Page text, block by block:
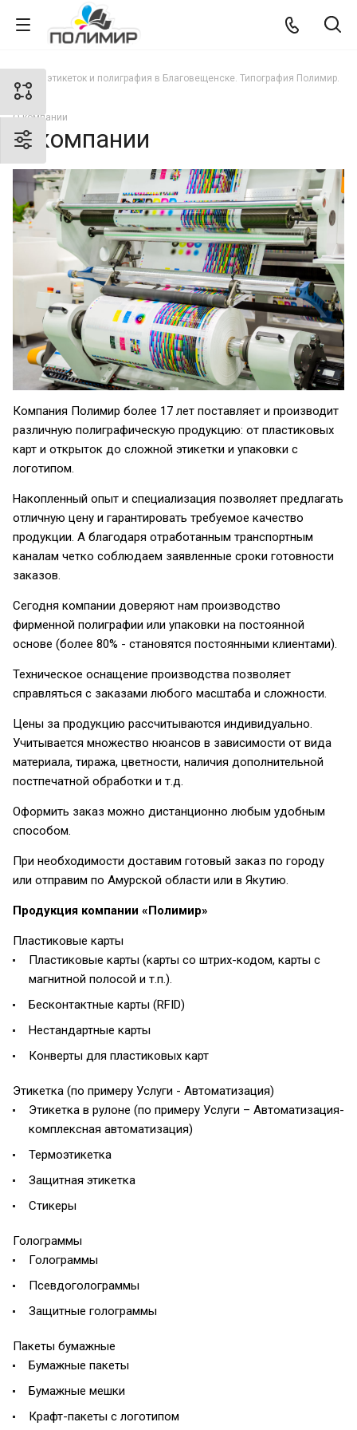
Печать этикеток и полиграфия в Благовещенске. Типография Полимир.
О компании
О компании
Компания Полимир более 17 лет поставляет и производит
различную полиграфическую продукцию: от пластиковых
карт и открыток до сложной этикетки и упаковки с
логотипом.
Накопленный опыт и специализация позволяет предлагать
отличную цену и гарантировать требуемое качество
продукции. А благодаря отработанным транспортным
каналам четко соблюдаем заявленные сроки готовности
заказов.
Сегодня компании доверяют нам производство
фирменной полиграфии или упаковки на постоянной
основе (более 80% - становятся постоянными клиентами).
Техническое оснащение производства позволяет
справляться с заказами любого масштаба и сложности.
Цены за продукцию рассчитываются индивидуально.
Учитывается множество нюансов в зависимости от вида
материала, тиража, цветности, наличия дополнительной
постпечатной обработки и т.д.
Оформить заказ можно дистанционно любым удобным
способом.
При необходимости доставим готовый заказ по городу
или отправим по Амурской области или в Якутию.
Продукция компании «Полимир»
Пластиковые карты
Пластиковые карты (карты со штрих-кодом, карты с
магнитной полосой и т.п.).
Бесконтактные карты (RFID)
Нестандартные карты
Конверты для пластиковых карт
Этикетка (по примеру Услуги - Автоматизация)
Этикетка в рулоне (по примеру Услуги – Автоматизация-
комплексная автоматизация)
Термоэтикетка
Защитная этикетка
Стикеры
Голограммы
Голограммы
Псевдоголограммы
Защитные голограммы
Пакеты бумажные
Бумажные пакеты
Бумажные мешки
Крафт-пакеты с логотипом